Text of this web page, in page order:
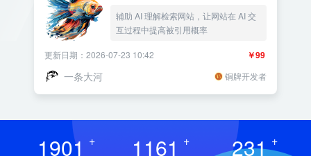
辅助 AI 理解检索网站，让网站在 AI 交
互过程中提高被引用概率
￥99
更新日期：2026-07-23 10:42
一条大河 铜牌开发者
1901 + 1161 + 231 +